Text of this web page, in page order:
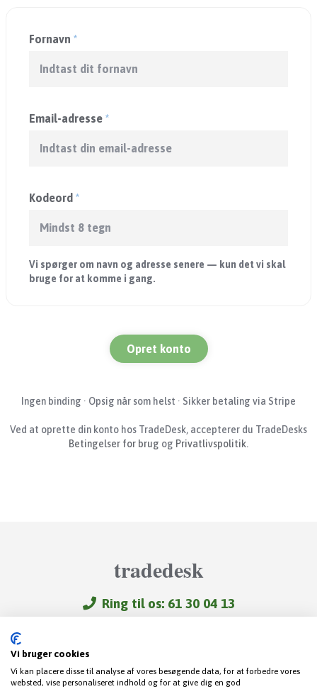
Fornavn *
Email-adresse *
Kodeord *
Vi spørger om navn og adresse senere — kun det vi skal
bruge for at komme i gang.
Opret konto
Ingen binding · Opsig når som helst · Sikker betaling via Stripe
Ved at oprette din konto hos TradeDesk, accepterer du TradeDesks
Betingelser for brug og Privatlivspolitik.
tradedesk
Ring til os: 61 30 04 13
Gode links
Vi bruger cookies
Vi kan placere disse til analyse af vores besøgende data, for at forbedre vores
websted, vise personaliseret indhold og for at give dig en god